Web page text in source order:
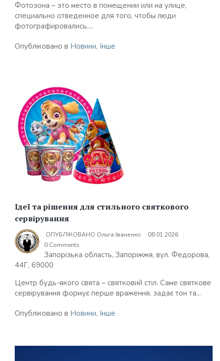
Фотозона – это место в помещении или на улице,
специально отведенное для того, чтобы люди
фотографировались....
Опубліковано в Новини, Інше
Ідеї та рішення для стильного святкового
сервірування
ОПУБЛІКОВАНО Ольга Іваненко
08.01.2026
0 Comments
Запорізька область, Запоріжжя, вул. Федорова,
44Г, 69000
Центр будь-якого свята – святковий стіл. Саме святкове
сервірування формує перше враження, задає тон та...
Опубліковано в Новини, Інше